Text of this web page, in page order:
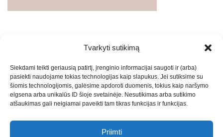
Tvarkyti sutikimą
Siekdami teikti geriausią patirtį, įrenginio informacijai saugoti ir (arba)
pasiekti naudojame tokias technologijas kaip slapukus. Jei sutiksime su
šiomis technologijomis, galėsime apdoroti duomenis, tokius kaip naršymo
elgsena arba unikalūs ID šioje svetainėje. Nesutikimas arba sutikimo
atšaukimas gali neigiamai paveikti tam tikras funkcijas ir funkcijas.
Priimti
PASLAUGOS. SEO tekstų rašymas, turinio kūrimas,
straipsnių rašymas ir talpinimas į mūsų valdomas
svetaines.2026Armijai.LTTheme: Express News ByAdore
Themes.
Marketingo agentūra -Teisinės